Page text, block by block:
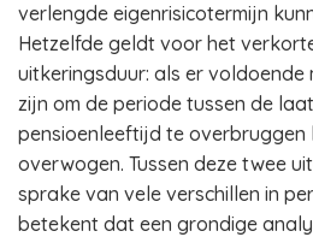
verlengde eigenrisicotermijn
Hetzelfde geldt voor het
uitkeringsduur: als er voldoende
zijn om de periode tussen de
pensioenleeftijd te overbruggen
overwogen. Tussen deze twee
sprake van vele verschillen in
betekent dat een grondige